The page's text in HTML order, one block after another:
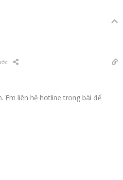
Em liên hệ hotline trong bài để